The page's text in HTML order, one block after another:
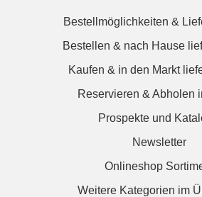
Bestellmöglichkeiten &
Bestellen & nach Hause
Kaufen & in den Markt
Reservieren & Abholen
Prospekte und
Newsletter
Onlineshop
Weitere Kategorien im